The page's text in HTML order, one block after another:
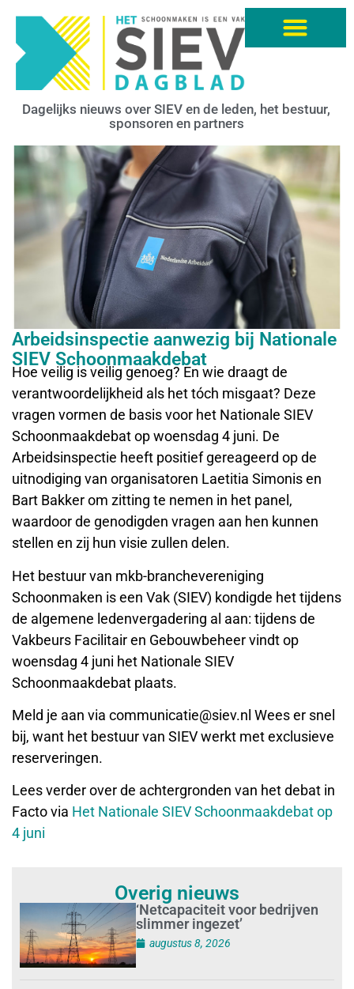
Dagelijks nieuws over SIEV en de leden, het bestuur,
sponsoren en partners
Arbeidsinspectie aanwezig bij Nationale
SIEV Schoonmaakdebat
Hoe veilig is veilig genoeg? En wie draagt de
verantwoordelijkheid als het tóch misgaat? Deze
vragen vormen de basis voor het Nationale SIEV
Schoonmaakdebat op woensdag 4 juni. De
Arbeidsinspectie heeft positief gereageerd op de
uitnodiging van organisatoren Laetitia Simonis en
Bart Bakker om zitting te nemen in het panel,
waardoor de genodigden vragen aan hen kunnen
stellen en zij hun visie zullen delen.
Het bestuur van mkb-branchevereniging
Schoonmaken is een Vak (SIEV) kondigde het tijdens
de algemene ledenvergadering al aan: tijdens de
Vakbeurs Facilitair en Gebouwbeheer vindt op
woensdag 4 juni het Nationale SIEV
Schoonmaakdebat plaats.
Meld je aan via communicatie@siev.nl Wees er snel
bij, want het bestuur van SIEV werkt met exclusieve
reserveringen.
Lees verder over de achtergronden van het debat in
Facto via Het Nationale SIEV Schoonmaakdebat op
4 juni
Overig nieuws
‘Netcapaciteit voor bedrijven
slimmer ingezet’
augustus 8, 2026